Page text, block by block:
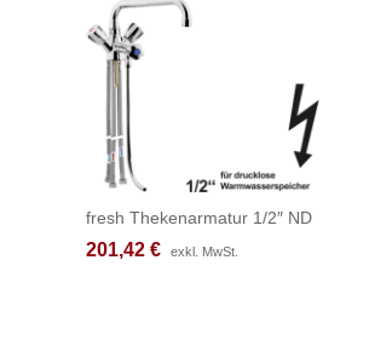
fresh Thekenarmatur 1/2″ ND
201,42 € exkl. MwSt.
201,42 € exkl. MwSt.